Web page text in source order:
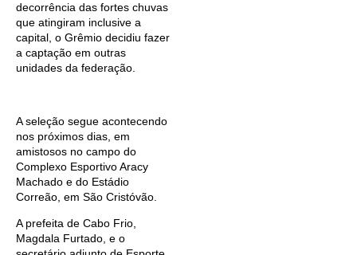
decorrência das fortes chuvas
que atingiram inclusive a
capital, o Grêmio decidiu fazer
a captação em outras
unidades da federação.
A seleção segue acontecendo
nos próximos dias, em
amistosos no campo do
Complexo Esportivo Aracy
Machado e do Estádio
Correão, em São Cristóvão.
A prefeita de Cabo Frio,
Magdala Furtado, e o